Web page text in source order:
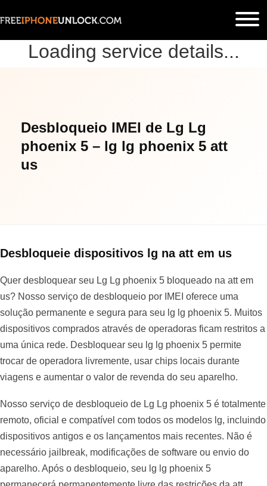
Loading service details...
Desbloqueio IMEI de Lg Lg
phoenix 5 – lg lg phoenix 5 att
us
Desbloqueie dispositivos lg na att em us
Quer desbloquear seu Lg Lg phoenix 5 bloqueado na att em
us? Nosso serviço de desbloqueio por IMEI oferece uma
solução permanente e segura para seu lg lg phoenix 5. Muitos
dispositivos comprados através de operadoras ficam restritos a
uma única rede. Desbloquear seu lg lg phoenix 5 permite
trocar de operadora livremente, usar chips locais durante
viagens e aumentar o valor de revenda do seu aparelho.
Nosso serviço de desbloqueio de Lg Lg phoenix 5 é totalmente
remoto, oficial e compatível com todos os modelos lg, incluindo
dispositivos antigos e os lançamentos mais recentes. Não é
necessário jailbreak, modificações de software ou envio do
aparelho. Após o desbloqueio, seu lg lg phoenix 5